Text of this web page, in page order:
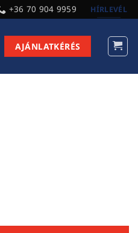
+36 70 904 9959 HÍRLEVÉL
AJÁNLATKÉRÉS